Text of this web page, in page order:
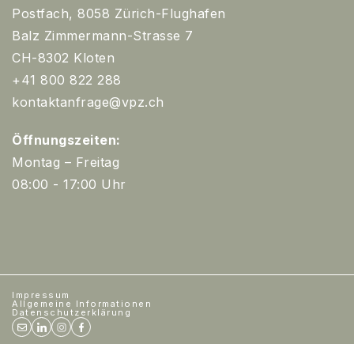
Postfach, 8058 Zürich-Flughafen
Balz Zimmermann-Strasse 7
CH-8302 Kloten
+41 800 822 288
kontaktanfrage@vpz.ch
Öffnungszeiten:
Montag – Freitag
08:00 - 17:00 Uhr
Impressum
Allgemeine Informationen
Datenschutzerklärung